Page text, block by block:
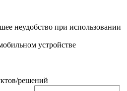
неудобство при использовании
устройстве
решений